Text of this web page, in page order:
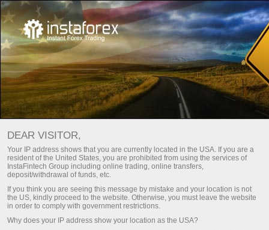
ИНСТАТРЕЙД: КҮНГЕ ЖАҚЫН
Сауда шотын ашу
Демо шотын ашу
DEAR VISITOR,
Your IP address shows that you are currently located in the USA. If you are a
resident of the United States, you are prohibited from using the services of
InstaFintech Group including online trading, online transfers,
deposit/withdrawal of funds, etc.
If you think you are seeing this message by mistake and your location is not
the US, kindly proceed to the website. Otherwise, you must leave the website
in order to comply with government restrictions.
Why does your IP address show your location as the USA?